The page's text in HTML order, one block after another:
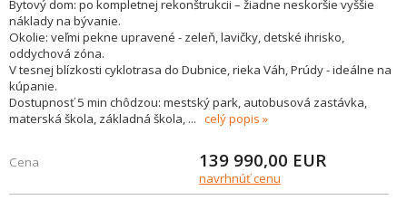
Bytový dom: po kompletnej rekonštrukcii – žiadne neskoršie vyššie
náklady na bývanie.
Okolie: veľmi pekne upravené - zeleň, lavičky, detské ihrisko,
oddychová zóna.
V tesnej blízkosti cyklotrasa do Dubnice, rieka Váh, Prúdy - ideálne na
kúpanie.
Dostupnosť 5 min chôdzou: mestský park, autobusová zastávka,
materská škola, základná škola, ... celý popis
Cena 139 990,00 EUR
navrhnúť cenu